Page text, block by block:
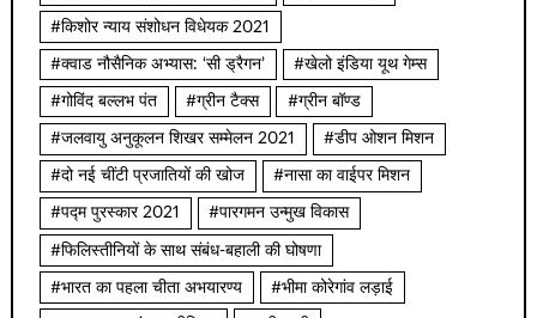
#किशोर न्याय संशोधन विधेयक 2021
#क्वाड नौसैनिक अभ्यास: ‘सी ड्रैगन’ #खेलो इंडिया यूथ गेम्स
#गोविंद बल्लभ पंत #ग्रीन टैक्स #ग्रीन बॉण्ड
#जलवायु अनुकूलन शिखर सम्मेलन 2021 #डीप ओशन मिशन
#दो नई चींटी प्रजातियों की खोज #नासा का वाईपर मिशन
#पद्म पुरस्कार 2021 #पारगमन उन्मुख विकास
#फिलिस्तीनियों के साथ संबंध-बहाली की घोषणा
#भारत का पहला चीता अभयारण्य #भीमा कोरेगांव लड़ाई